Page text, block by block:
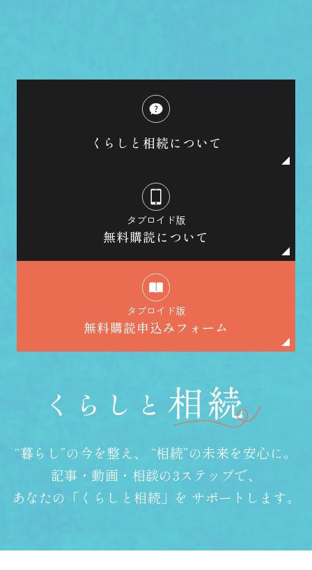
くらしと相続について
タブロイド版
無料購読について
タブロイド版
無料購読申込みフォーム
“暮らし”の今を整え、
“相続”の未来を安心に。
記事・動画・相談の3ステップで、
あなたの「くらしと相続」を サポートします。